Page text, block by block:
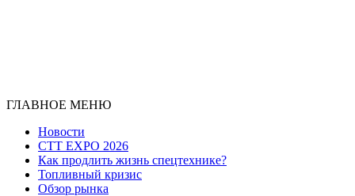
ГЛАВНОЕ МЕНЮ
Новости
CTT EXPO 2026
Как продлить жизнь спецтехнике?
Топливный кризис
Обзор рынка